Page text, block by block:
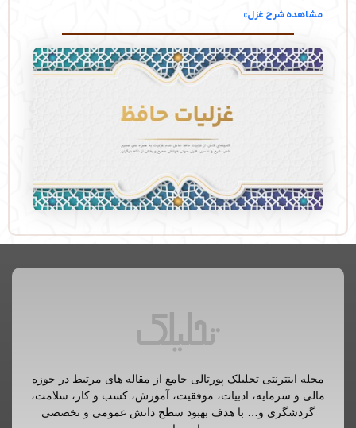
مشاهده شرح غزل»
مجله اینترنتی تحلیلک پورتالی جامع از مقاله های مرتبط در حوزه
مالی و سرمایه، ادبیات، موفقیت، آموزش، کسب و کار، سلامت،
گردشگری و… با هدف بهبود سطح دانش عمومی و تخصصی